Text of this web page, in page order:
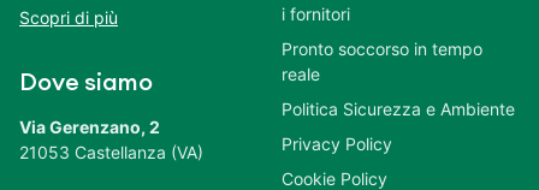
Scopri di più
Dove siamo
Via Gerenzano, 2
21053 Castellanza (VA)
i fornitori
Pronto soccorso in tempo
reale
Politica Sicurezza e Ambiente
Privacy Policy
Cookie Policy